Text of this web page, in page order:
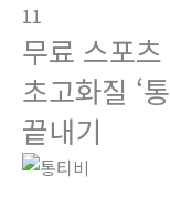
11
무료 스포
초고화질 ‘
끝내기